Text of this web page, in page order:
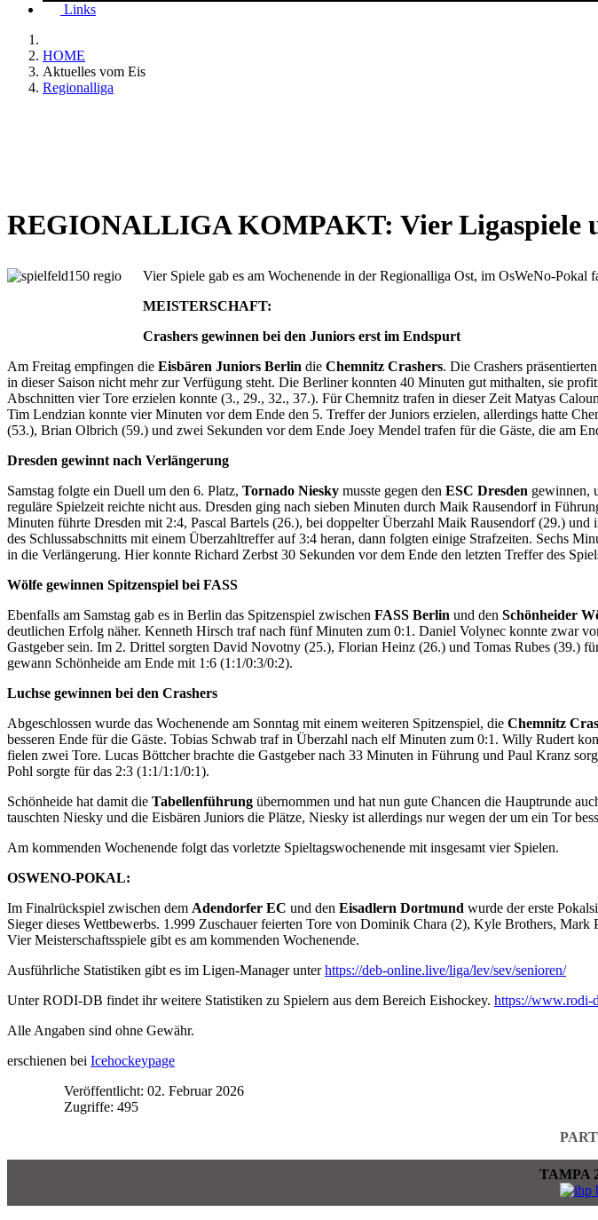
Links
HOME
Aktuelles vom Eis
Regionalliga
REGIONALLIGA KOMPAKT: Vier Ligaspiele
Vier Spiele gab es am Wochenende in der Regionalliga Ost, im OsWeNo-Pokal
MEISTERSCHAFT:
Crashers gewinnen bei den Juniors erst im Endspurt
Am Freitag empfingen die Eisbären Juniors Berlin die Chemnitz Crashers. Die Crashers
in dieser Saison nicht mehr zur Verfügung steht. Die Berliner konnten 40 Minuten gut mithalten, sie
Abschnitten vier Tore erzielen konnte (3., 29., 32., 37.). Für Chemnitz trafen in dieser Zeit Matyas
Tim Lendzian konnte vier Minuten vor dem Ende den 5. Treffer der Juniors erzielen, allerdings hatte
(53.), Brian Olbrich (59.) und zwei Sekunden vor dem Ende Joey Mendel trafen für die Gäste, die am
Dresden gewinnt nach Verlängerung
Samstag folgte ein Duell um den 6. Platz, Tornado Niesky musste gegen den ESC Dresden gewinnen,
reguläre Spielzeit reichte nicht aus. Dresden ging nach sieben Minuten durch Maik Rausendorf in
Minuten führte Dresden mit 2:4, Pascal Bartels (26.), bei doppelter Überzahl Maik Rausendorf (29.)
des Schlussabschnitts mit einem Überzahltreffer auf 3:4 heran, dann folgten einige Strafzeiten. Sechs
in die Verlängerung. Hier konnte Richard Zerbst 30 Sekunden vor dem Ende den letzten Treffer des
Wölfe gewinnen Spitzenspiel bei FASS
Ebenfalls am Samstag gab es in Berlin das Spitzenspiel zwischen FASS Berlin und den Schönheider
deutlichen Erfolg näher. Kenneth Hirsch traf nach fünf Minuten zum 0:1. Daniel Volynec konnte zwar
Gastgeber sein. Im 2. Drittel sorgten David Novotny (25.), Florian Heinz (26.) und Tomas Rubes (39.)
gewann Schönheide am Ende mit 1:6 (1:1/0:3/0:2).
Luchse gewinnen bei den Crashers
Abgeschlossen wurde das Wochenende am Sonntag mit einem weiteren Spitzenspiel, die Chemnitz
besseren Ende für die Gäste. Tobias Schwab traf in Überzahl nach elf Minuten zum 0:1. Willy Rudert
fielen zwei Tore. Lucas Böttcher brachte die Gastgeber nach 33 Minuten in Führung und Paul Kranz
Pohl sorgte für das 2:3 (1:1/1:1/0:1).
Schönheide hat damit die Tabellenführung übernommen und hat nun gute Chancen die Hauptrunde
tauschten Niesky und die Eisbären Juniors die Plätze, Niesky ist allerdings nur wegen der um ein Tor
Am kommenden Wochenende folgt das vorletzte Spieltagswochenende mit insgesamt vier Spielen.
OSWENO-POKAL:
Im Finalrückspiel zwischen dem Adendorfer EC und den Eisadlern Dortmund wurde der erste
Sieger dieses Wettbewerbs. 1.999 Zuschauer feierten Tore von Dominik Chara (2), Kyle Brothers,
Vier Meisterschaftsspiele gibt es am kommenden Wochenende.
Ausführliche Statistiken gibt es im Ligen-Manager unterhttps://deb-online.live/liga/lev/sev/senioren/
Unter RODI-DB findet ihr weitere Statistiken zu Spielern aus dem Bereich Eishockey. https://www.rodi-
Alle Angaben sind ohne Gewähr.
erschienen bei Icehockeypage
Veröffentlicht: 02. Februar 2026
Zugriffe: 495
TAMPA